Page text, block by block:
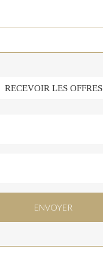
RECEVOIR LES OFFRES